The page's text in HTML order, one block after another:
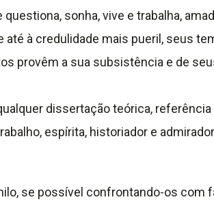
sonha, vive e trabalha,
à credulidade mais pueril, seus
provêm a sua subsistência e de
dissertação teórica,
espírita, historiador e
se possível confrontando-os com